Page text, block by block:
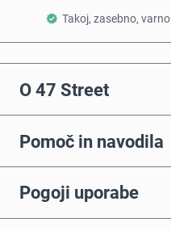
Takoj, zasebno, varno
O 47 Street
Pomoč in navodila
Pogoji uporabe